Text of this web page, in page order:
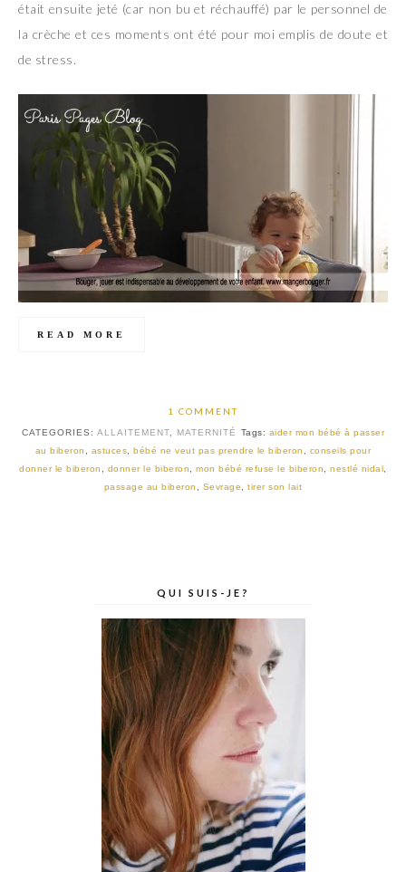
était ensuite jeté (car non bu et réchauffé) par le personnel de
la crèche et ces moments ont été pour moi emplis de doute et
de stress.
READ MORE
1 COMMENT
CATEGORIES: ALLAITEMENT, MATERNITÉ Tags: aider mon bébé à passer
au biberon
astuces ,bébé ne veut pas prendre le biberon
conseils pour
donner le biberon
donner le biberon ,mon bébé refuse le biberon ,nestlé nidal
passage au biberon
Sevrage ,tirer son lait
QUI SUIS-JE?